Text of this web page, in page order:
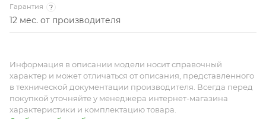
Гарантия ?
12 мес. от производителя
Информация в описании модели носит справочный
характер и может отличаться от описания, представленного
в технической документации производителя. Всегда перед
покупкой уточняйте у менеджера интернет-магазина
характеристики и комплектацию товара.